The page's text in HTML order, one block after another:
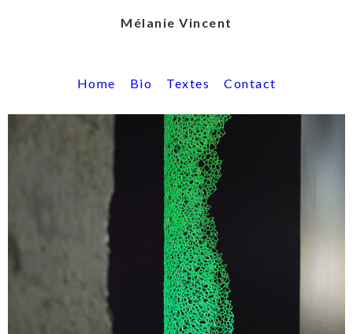
Mélanie Vincent
Home Bio Textes Contact